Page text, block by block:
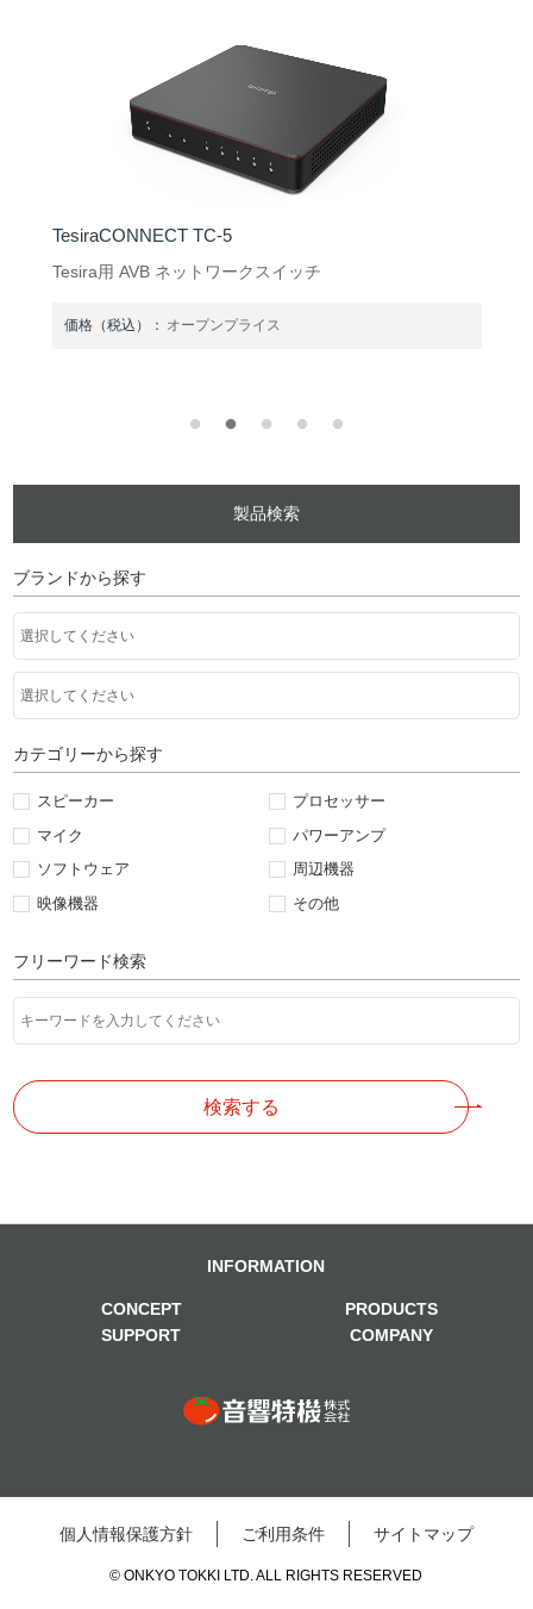
TesiraCONNECT TC-5
Tesira用 AVB ネットワークスイッチ
価格（税込）： オープンプライス
製品検索
ブランドから探す
カテゴリーから探す
スピーカー
プロセッサー
マイク
パワーアンプ
ソフトウェア
周辺機器
映像機器
その他
フリーワード検索
検索する
CONCEPT
PRODUCTS
SUPPORT
COMPANY
INFORMATION
個⼈情報保護⽅針 ご利⽤条件 サイトマップ
© ONKYO TOKKI LTD. ALL RIGHTS RESERVED